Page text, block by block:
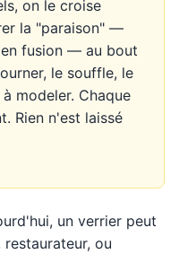
on le croise
la "paraison" —
fusion — au bout
le souffle, le
modeler. Chaque
Rien n'est laissé
un verrier peut
ou